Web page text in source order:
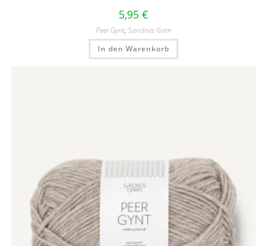
5,95 €
Peer Gynt, Sandnes Garn
In den Warenkorb